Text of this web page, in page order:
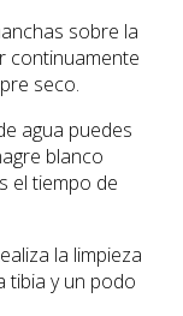
sobre la
continuamente
seco.
agua puedes
blanco
el tiempo de
la limpieza
tibia y un podo